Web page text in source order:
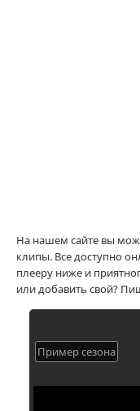
На нашем сайте вы
клипы. Все доступно
плееру ниже и
или добавить свой?
Пример сезона